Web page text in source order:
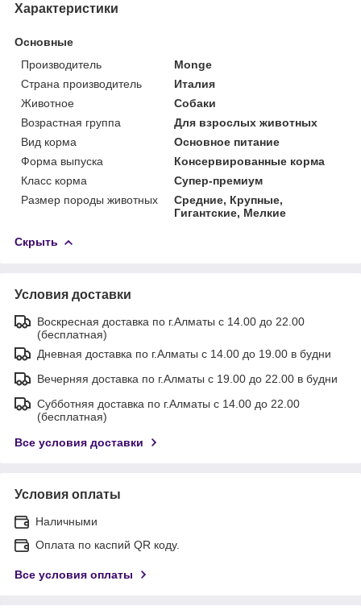
Характеристики
Основные
Производитель
Monge
Страна производитель
Италия
Животное
Собаки
Возрастная группа
Для взрослых животных
Вид корма
Основное питание
Форма выпуска
Консервированные корма
Класс корма
Супер-премиум
Размер породы животных
Средние, Крупные,
Гигантские, Мелкие
Скрыть
Условия доставки
Воскресная доставка по г.Алматы с 14.00 до 22.00
(бесплатная)
Дневная доставка по г.Алматы с 14.00 до 19.00 в будни
Вечерняя доставка по г.Алматы с 19.00 до 22.00 в будни
Субботняя доставка по г.Алматы с 14.00 до 22.00
(бесплатная)
Все условия доставки
Условия оплаты
Наличными
Оплата по каспий QR коду.
Все условия оплаты